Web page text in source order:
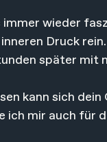
immer wieder
Druck
später
kann sich
ich mir auch für